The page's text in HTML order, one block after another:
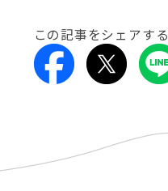
この記事をシェアする